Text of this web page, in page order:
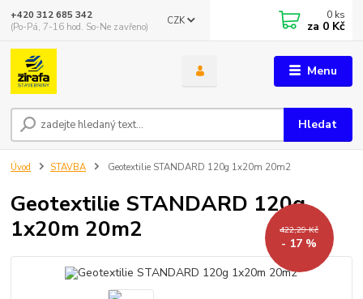
Menu
CZK
Hledat
+420 312 685 342
(Po-Pá, 7-16 hod. So-Ne zavřeno)
0 ks
za 0 Kč
Úvod STAVBA Geotextilie STANDARD 120g 1x20m 20m2
Geotextilie STANDARD 120g
1x20m 20m2
422,29 Kč
- 17 %